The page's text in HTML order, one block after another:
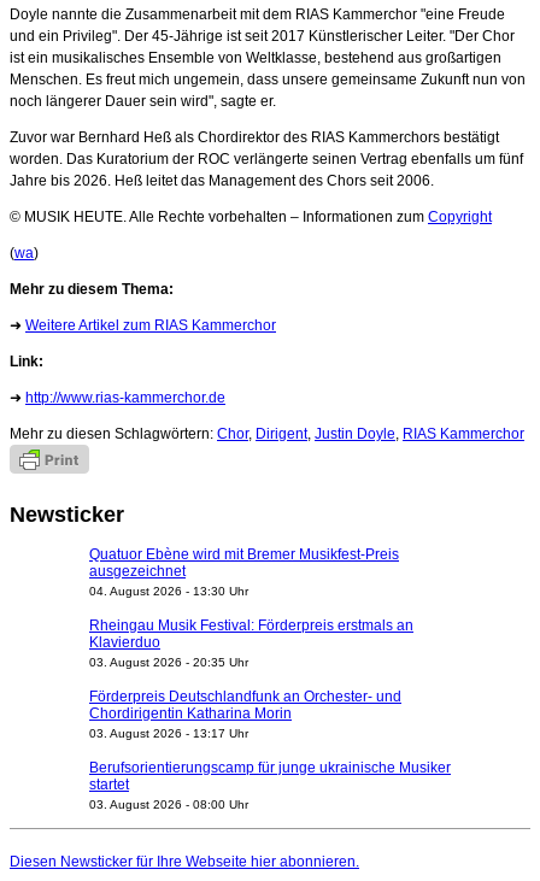
Doyle nannte die Zusammenarbeit mit dem RIAS Kammerchor "eine Freude
und ein Privileg". Der 45-Jährige ist seit 2017 Künstlerischer Leiter. "Der Chor
ist ein musikalisches Ensemble von Weltklasse, bestehend aus großartigen
Menschen. Es freut mich ungemein, dass unsere gemeinsame Zukunft nun von
noch längerer Dauer sein wird", sagte er.
Zuvor war Bernhard Heß als Chordirektor des RIAS Kammerchors bestätigt
worden. Das Kuratorium der ROC verlängerte seinen Vertrag ebenfalls um fünf
Jahre bis 2026. Heß leitet das Management des Chors seit 2006.
© MUSIK HEUTE. Alle Rechte vorbehalten – Informationen zum Copyright
(wa)
Mehr zu diesem Thema:
➜ Weitere Artikel zum RIAS Kammerchor
Link:
➜ http://www.rias-kammerchor.de
Mehr zu diesen Schlagwörtern: Chor, Dirigent, Justin Doyle, RIAS Kammerchor
Newsticker
Quatuor Ebène wird mit Bremer Musikfest-Preis
ausgezeichnet
04. August 2026 - 13:30 Uhr
Rheingau Musik Festival: Förderpreis erstmals an
Klavierduo
03. August 2026 - 20:35 Uhr
Förderpreis Deutschlandfunk an Orchester- und
Chordirigentin Katharina Morin
03. August 2026 - 13:17 Uhr
Berufsorientierungscamp für junge ukrainische Musiker
startet
03. August 2026 - 08:00 Uhr
Nationaltheater Mannheim
Diesen Newsticker für Ihre Webseite hier abonnieren.